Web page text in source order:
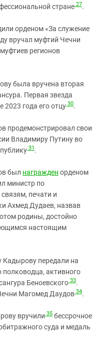
стране 27.
орденом «За служение
вручал муфтий Чечни
регионов
была вручена вторая
Первая звезда
2023 года его отцу 30.
продемонстрировал свои
Владимиру Путину во
31 .
был награжден орденом
министр по
печати и
Ахмед Дудаев, назвав
родины, достойно
настоящим
Кадырову передали на
полководца, активного
Беноевского 33.
Магомед Даудов 34.
вручили 35 бессрочное
суда и медаль